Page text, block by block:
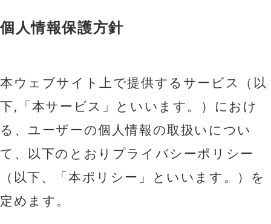
個人情報保護方針
本ウェブサイト上で提供するサービス（以
下,「本サービス」といいます。）におけ
る、ユーザーの個人情報の取扱いについ
て、以下のとおりプライバシーポリシー
（以下、「本ポリシー」といいます。）を
定めます。